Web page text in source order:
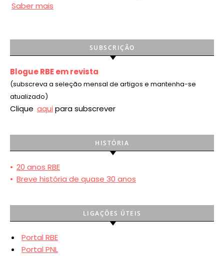
Saber mais
SUBSCRIÇÃO
Blogue RBE em revista
(subscreva a seleção mensal de artigos e mantenha-se
atualizado)
Clique aqui para subscrever
HISTÓRIA
• 20 anos RBE
• Breve história de quase 30 anos
LIGAÇÕES ÚTEIS
Portal RBE
Portal PNL